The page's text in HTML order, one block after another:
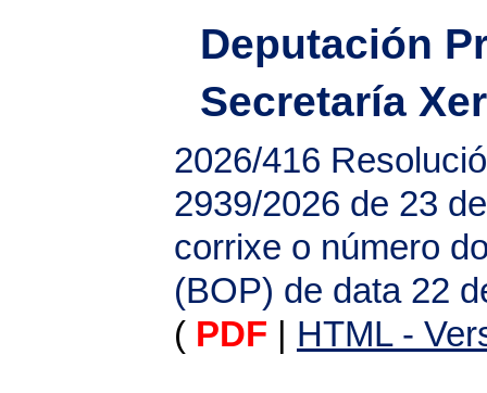
Deputación
Secretaría
2026/416
2939/2026 de 23
corrixe o número
(BOP) de data 22
( PDF HTML -